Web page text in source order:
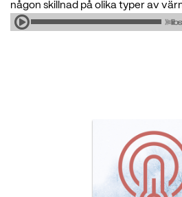
någon skillnad på olika typer av